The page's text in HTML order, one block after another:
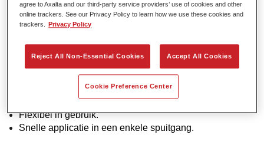
Product- eigenschappen
Effen en effectkleuren met behulp van de nieuwste
Uitstekende vlekcontrole.
Uitstekende vloei-eigenschappen.
Goede eigenschappen voor vloeiende overgangen en
onzichtbare herstellingen.
Flexibel in gebruik.
Snelle applicatie in een enkele spuitgang.
agree to Axalta and our third-party service providers’ use of cookies and other
online trackers. See our Privacy Policy to learn how we use these cookies and
trackers.
Privacy Policy
Reject All Non-Essential Cookies Accept All Cookies
Cookie Preference Center